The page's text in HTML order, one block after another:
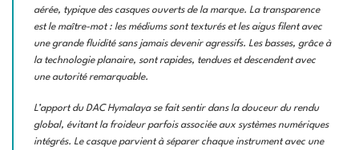
aérée, typique des casques ouverts de la marque. La transparence
est le maître-mot : les médiums sont texturés et les aigus filent avec
une grande fluidité sans jamais devenir agressifs. Les basses, grâce à
la technologie planaire, sont rapides, tendues et descendent avec
une autorité remarquable.
L’apport du DAC Hymalaya se fait sentir dans la douceur du rendu
global, évitant la froideur parfois associée aux systèmes numériques
intégrés. Le casque parvient à séparer chaque instrument avec une